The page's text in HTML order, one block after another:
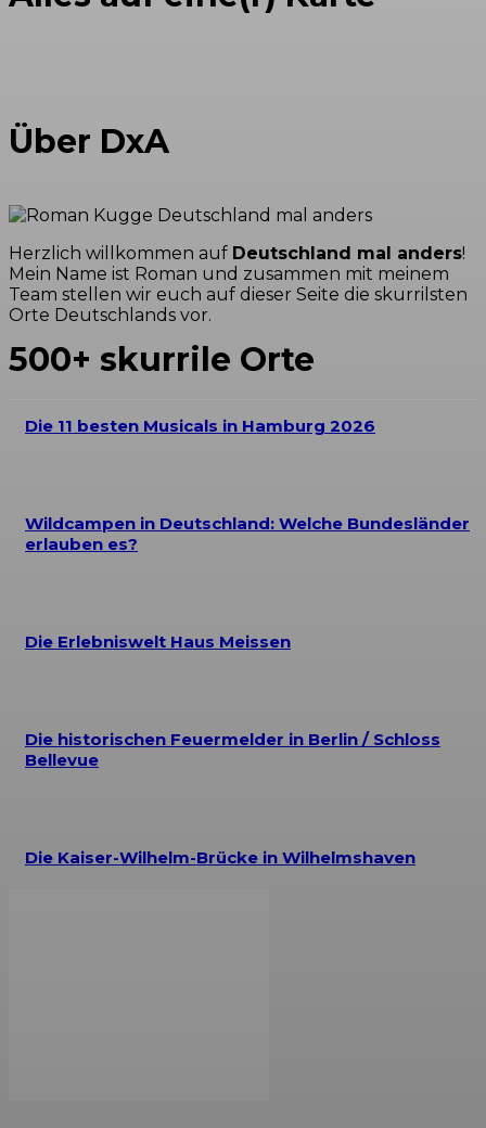
Über DxA
Herzlich willkommen auf Deutschland mal anders!
Mein Name ist Roman und zusammen mit meinem
Team stellen wir euch auf dieser Seite die skurrilsten
Orte Deutschlands vor.
500+ skurrile Orte
Die 11 besten Musicals in Hamburg 2026
Wildcampen in Deutschland: Welche Bundesländer
erlauben es?
Die Erlebniswelt Haus Meissen
Die historischen Feuermelder in Berlin / Schloss
Bellevue
Die Kaiser-Wilhelm-Brücke in Wilhelmshaven